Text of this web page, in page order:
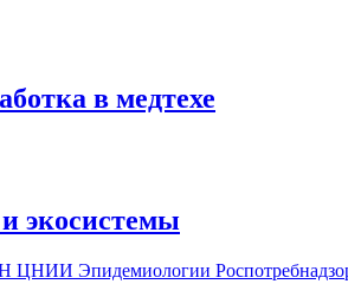
в медтехе
экосистемы